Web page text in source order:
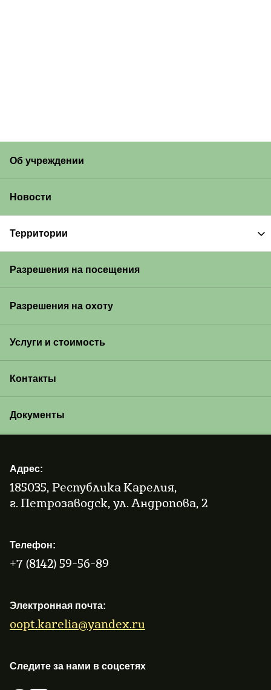
Об учреждении
Новости
Территории
Разрешения на посещения
Разрешения на охоту
Услуги и стоимость
Контакты
Документы
Адрес:
185035, Республика Карелия,
г. Петрозаводск, ул. Андропова, 2
Телефон:
+7 (8142) 59-56-89
Электронная почта:
oopt.karelia@yandex.ru
Следите за нами в соцсетях